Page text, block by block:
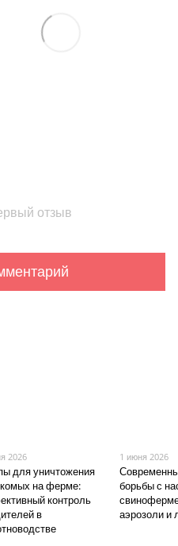
отзыв
2026
для уничтожения
на ферме:
контроль
в
1 июня 2026
борьбы с
аэрозоли и